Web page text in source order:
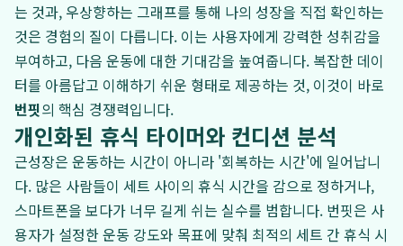
는 것과, 우상향하는 그래프를 통해 나의 성장을 직접 확인하는
것은 경험의 질이 다릅니다. 이는 사용자에게 강력한 성취감을
부여하고, 다음 운동에 대한 기대감을 높여줍니다. 복잡한 데이
터를 아름답고 이해하기 쉬운 형태로 제공하는 것, 이것이 바로
번핏의 핵심 경쟁력입니다.
개인화된 휴식 타이머와 컨디션 분석
근성장은 운동하는 시간이 아니라 '회복하는 시간'에 일어납니
다. 많은 사람들이 세트 사이의 휴식 시간을 감으로 정하거나,
스마트폰을 보다가 너무 길게 쉬는 실수를 범합니다. 번핏은 사
용자가 설정한 운동 강도와 목표에 맞춰 최적의 세트 간 휴식 시